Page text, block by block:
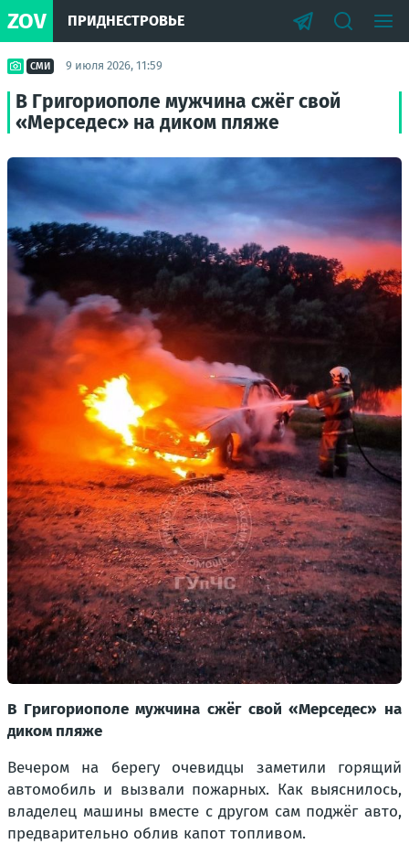
ZOV ПРИДНЕСТРОВЬЕ
СМИ 9 июля 2026, 11:59
В Григориополе мужчина сжёг свой
«Мерседес» на диком пляже
В Григориополе мужчина сжёг свой «Мерседес» на
диком пляже
Вечером на берегу очевидцы заметили горящий
автомобиль и вызвали пожарных. Как выяснилось,
владелец машины вместе с другом сам поджёг авто,
предварительно облив капот топливом.